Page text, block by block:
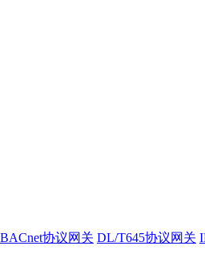
BACnet协议网关 DL/T645协议网关